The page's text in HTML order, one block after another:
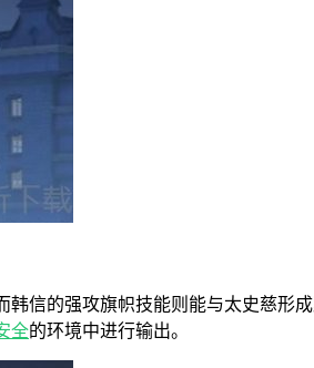
韩信的强攻旗帜技能则能与太史慈形
全的环境中进行输出。